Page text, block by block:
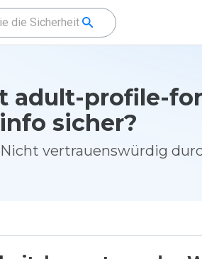
adult-profile-
sicher?
Nicht vertrauenswürdig